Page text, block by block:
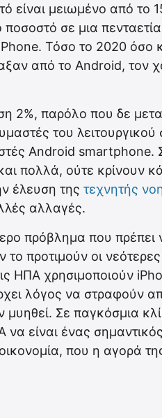
είναι μειωμένο από το
ποσοστό σε μια
Τόσο το 2020 όσο
από το Android, τον
2%, παρόλο που δε
του
Android smartphone.
πολλά, ούτε κρίνουν
έλευση της τεχνητής
αλλαγές.
πρόβλημα που πρέπει
το προτιμούν οι
ΗΠΑ χρησιμοποιούν
λόγος να στραφούν
μυηθεί. Σε παγκόσμια
να είναι ένας
που η αγορά